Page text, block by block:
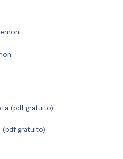
(pdf gratuito)